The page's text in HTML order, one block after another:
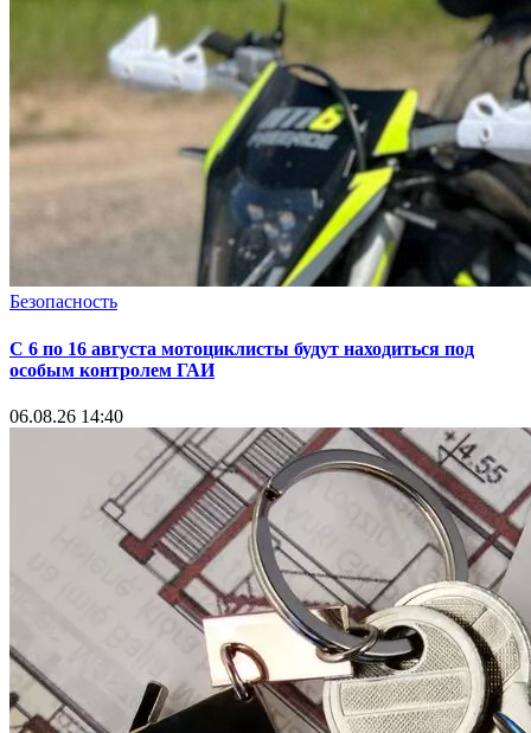
Безопасность
С 6 по 16 августа мотоциклисты будут находиться под
особым контролем ГАИ
06.08.26 14:40